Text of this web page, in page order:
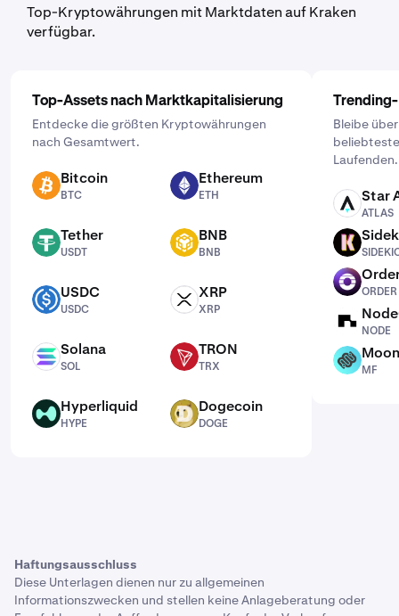
Top-Kryptowährungen mit Marktdaten auf Kraken
verfügbar.
Top-Assets nach Marktkapitalisierung
Entdecke die größten Kryptowährungen
nach Gesamtwert.
BTC Bitcoin
BTC
ETH Ethereum
ETH
USDT Tether
USDT
BNB BNB
BNB
USDC USDC
USDC
XRP XRP
XRP
SOL Solana
SOL
TRX TRON
TRX
HYPE Hyperliquid
HYPE
DOGE Dogecoin
DOGE
Bleibe
Laufenden.
ATLAS Star
ATLAS
SIDEKICK
ORDER
ORDER
NODE
NODE
MF
MF
Haftungsausschluss
Diese Unterlagen dienen nur zu allgemeinen
Informationszwecken und stellen keine Anlageberatung oder